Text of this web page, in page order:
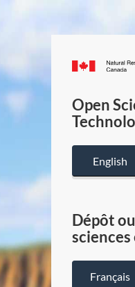
Open
English
Dépôt
Français